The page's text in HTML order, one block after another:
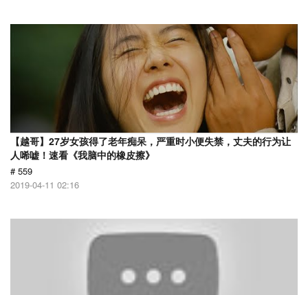
【越哥】27岁女孩得了老年痴呆，严重时小便失禁，丈夫的行为让
人唏嘘！速看《我脑中的橡皮擦》
# 559
2019-04-11 02:16